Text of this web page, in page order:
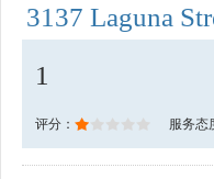
3137 Laguna
1
评分： 服务态